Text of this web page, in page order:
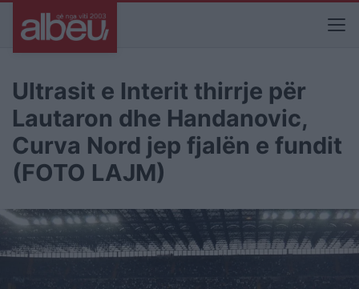
Ultrasit e Interit thirrje për
Lautaron dhe Handanovic,
Curva Nord jep fjalën e fundit
(FOTO LAJM)